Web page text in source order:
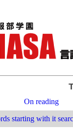
On reading
starting with it